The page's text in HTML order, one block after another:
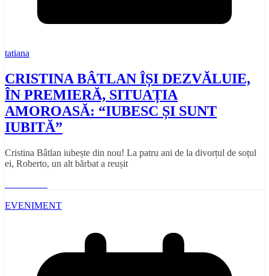
tatiana
CRISTINA BÂTLAN ÎȘI DEZVĂLUIE,
ÎN PREMIERĂ, SITUAȚIA
AMOROASĂ: “IUBESC ȘI SUNT
IUBITĂ”
Cristina Bâtlan iubește din nou! La patru ani de la divorțul de soțul
ei, Roberto, un alt bărbat a reușit
EVENIMENT